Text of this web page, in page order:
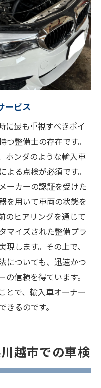
ービス
に最も重視すべきポイ
整備士の存在です。
ホンダのような輸入車
る点検が必須です。
ーカーの認証を受けた
を用いて車両の状態を
のヒアリングを通じて
マイズされた整備プラ
します。その上で、
についても、迅速かつ
信頼を得ています。
とで、輸入車オーナー
るのです。
越市での車検